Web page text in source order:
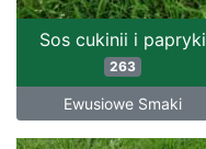
Sos cukinii i papryki
263
Ewusiowe Smaki